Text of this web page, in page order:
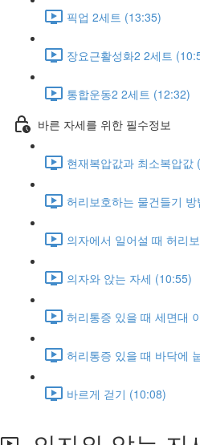
픽업 2세트 (13:35)
장요근활성화2 2세트
통합운동2 2세트 (12:32)
바른 자세를 위한 필수정보
현재복압값과 최소복압값
허리보호하는 물건들기
의자에서 일어설 때 허리
의자와 앉는 자세 (10:55)
허리통증 있을 때 세면대
허리통증 있을 때 바닥에
바르게 걷기 (10:08)